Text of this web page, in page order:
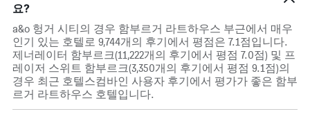
요?
a&o 헝거 시티의 경우 함부르거 라트하우스 부근에서 매우
인기 있는 호텔로 9,744개의 후기에서 평점은 7.1점입니다.
제너레이터 함부르크(11,222개의 후기에서 평점 7.0점) 및 프
레이저 스위트 함부르크(3,350개의 후기에서 평점 9.1점)의
경우 최근 호텔스컴바인 사용자 후기에서 평가가 좋은 함부
르거 라트하우스 호텔입니다.